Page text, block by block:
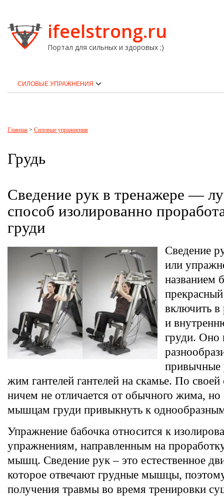
ifeelstrong.ru
Портал для сильных и здоровых ;)
СИЛОВЫЕ УПРАЖНЕНИЯ
Главная > Силовые упражнения
Грудь
Сведение рук в тренажере —
способ изолированно
груди
Сведение
или
названием
включить
и
груди. Оно
привычные
жим гантелей гантелей на скамье. По своей
ничем не отличается от обычного жима, но
мышцам груди привыкнуть к
Упражнение бабочка относится к
упражнениям, направленным на
мышц. Сведение рук – это естественное
которое отвечают грудные мышцы,
получения травмы во время тренировки